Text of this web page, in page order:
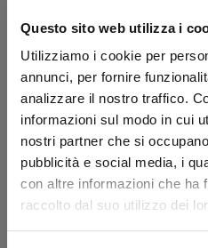
Questo sito web utilizza i
Utilizziamo i cookie per
annunci, per fornire
analizzare il nostro traffico.
informazioni sul modo in cui
nostri partner che si
pubblicità e social media, i
con altre informazioni che ha
raccolto dal suo utilizzo dei
Tipologia
Finissaggio
Colore
Bocchino
Foro bocchino (mm)